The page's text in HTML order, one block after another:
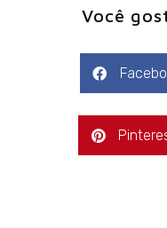
Você